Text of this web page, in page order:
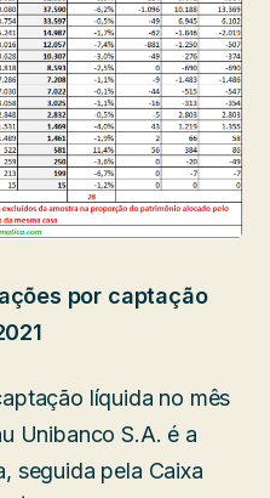
por captação
líquida no mês
Unibanco S.A. é a
seguida pela Caixa